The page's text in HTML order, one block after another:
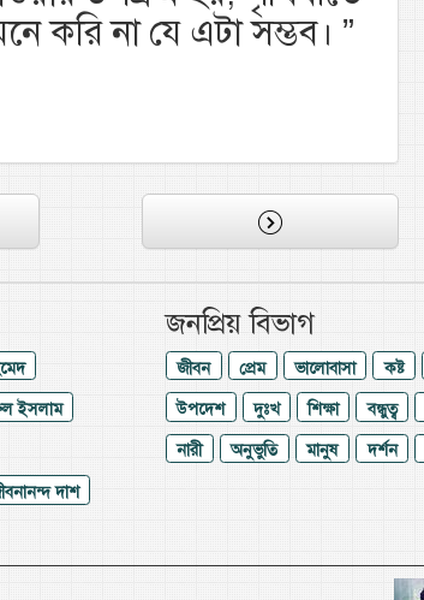
করি না যে এটা সম্ভব। ”
ইসলাম
দাশ
জনপ্রিয় বিভাগ
জীবন প্রেম ভালোবাসা কষ্ট
উপদেশ
দুঃখ শিক্ষা বন্ধুত্ব
নারী
অনুভুতি মানুষ দর্শন